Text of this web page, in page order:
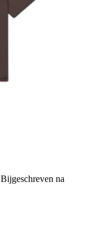
Bijgeschreven na